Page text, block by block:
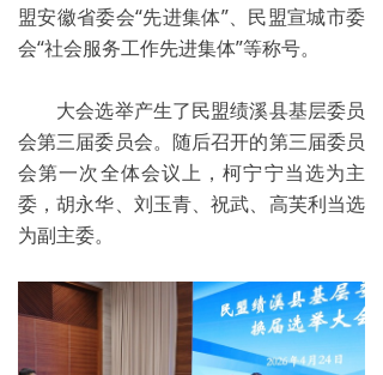
盟安徽省委会“先进集体”、民盟宣城市委
会“社会服务工作先进集体”等称号。
大会选举产生了民盟绩溪县基层委员
会第三届委员会。随后召开的第三届委员
会第一次全体会议上，柯宁宁当选为主
委，胡永华、刘玉青、祝武、高芙利当选
为副主委。